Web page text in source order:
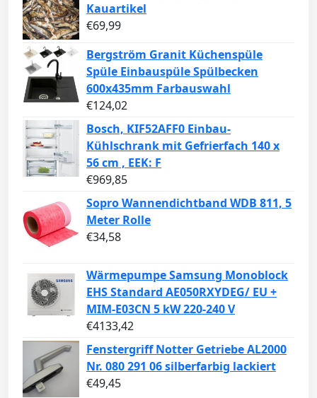
Kauartikel
€69,99
Bergström Granit Küchenspüle
Spüle Einbauspüle Spülbecken
600x435mm Farbauswahl
€124,02
Bosch, KIF52AFF0 Einbau-
Kühlschrank mit Gefrierfach 140 x
56 cm , EEK: F
€969,85
Sopro Wannendichtband WDB 811, 5
Meter Rolle
€34,58
Wärmepumpe Samsung Monoblock
EHS Standard AE050RXYDEG/ EU +
MIM-E03CN 5 kW 220-240 V
€4133,42
Fenstergriff Notter Getriebe AL2000
Nr. 080 291 06 silberfarbig lackiert
€49,45